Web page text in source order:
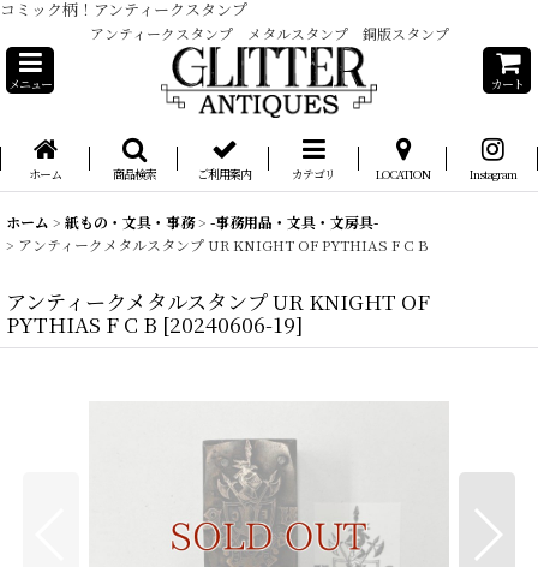
コミック柄！アンティークスタンプ
アンティークスタンプ メタルスタンプ 銅版スタンプ
メニュー カート
ホーム 商品検索 ご利用案内 カテゴリ LOCATION Instagram
ホーム > 紙もの・文具・事務> -事務用品・文具・文房具-
> アンティークメタルスタンプ UR KNIGHT OF PYTHIAS F C B
アンティークメタルスタンプ UR KNIGHT OF
PYTHIAS F C B [20240606-19]